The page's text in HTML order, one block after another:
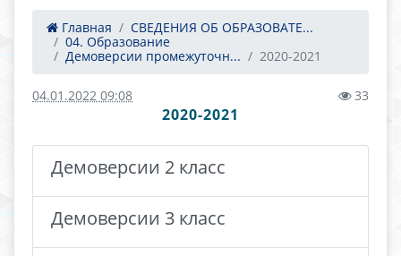
Главная
СВЕДЕНИЯ ОБ ОБРАЗОВАТЕ...
04. Образование
Демоверсии промежуточн...
2020-2021
04.01.2022 09:08 33
2020-2021
Демоверсии 2 класс
Демоверсии 3 класс